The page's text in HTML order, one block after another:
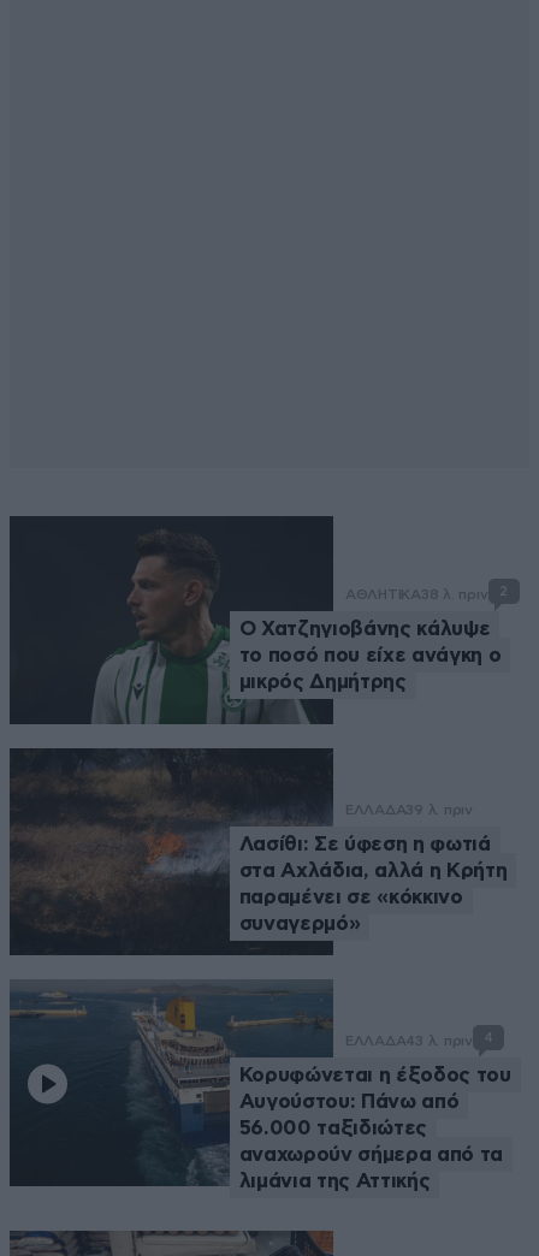
ΑΘΛΗΤΙΚΑ38 λ. πριν 2
Ο Χατζηγιοβάνης κάλυψε
το ποσό που είχε ανάγκη ο
μικρός Δημήτρης
ΕΛΛΑΔΑ39 λ. πριν
Λασίθι: Σε ύφεση η φωτιά
στα Αχλάδια, αλλά η Κρήτη
παραμένει σε «κόκκινο
συναγερμό»
ΕΛΛΑΔΑ43 λ. πριν 4
Κορυφώνεται η έξοδος του
Αυγούστου: Πάνω από
56.000 ταξιδιώτες
αναχωρούν σήμερα από τα
λιμάνια της Αττικής